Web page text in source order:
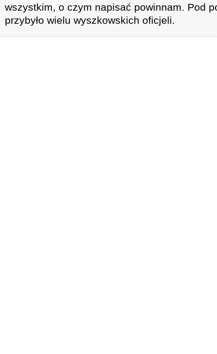
wszystkim, o czym napisać powinnam. Pod
przybyło wielu wyszkowskich oficjeli.